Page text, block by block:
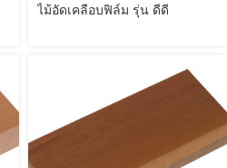
ไม้อัดเคลือบฟิล์ม รุ่น ดีดี